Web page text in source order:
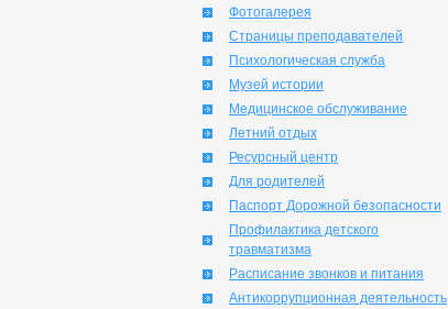
Фотогалерея
Страницы преподавателей
Психологическая служба
Музей истории
Медицинское обслуживание
Летний отдых
Ресурсный центр
Для родителей
Паспорт Дорожной безопасности
Профилактика детского
травматизма
Расписание звонков и питания
Антикоррупционная деятельность